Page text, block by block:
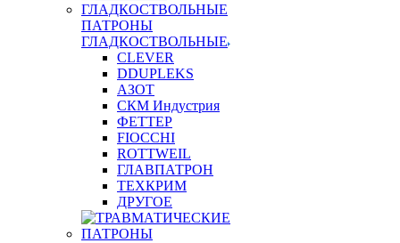
ПАТРОНЫ
ГЛАДКОСТВОЛЬНЫЕ
CLEVER
DDUPLEKS
АЗОТ
СКМ Индустрия
ФЕТТЕР
FIOCCHI
ROTTWEIL
ГЛАВПАТРОН
ТЕХКРИМ
ДРУГОЕ